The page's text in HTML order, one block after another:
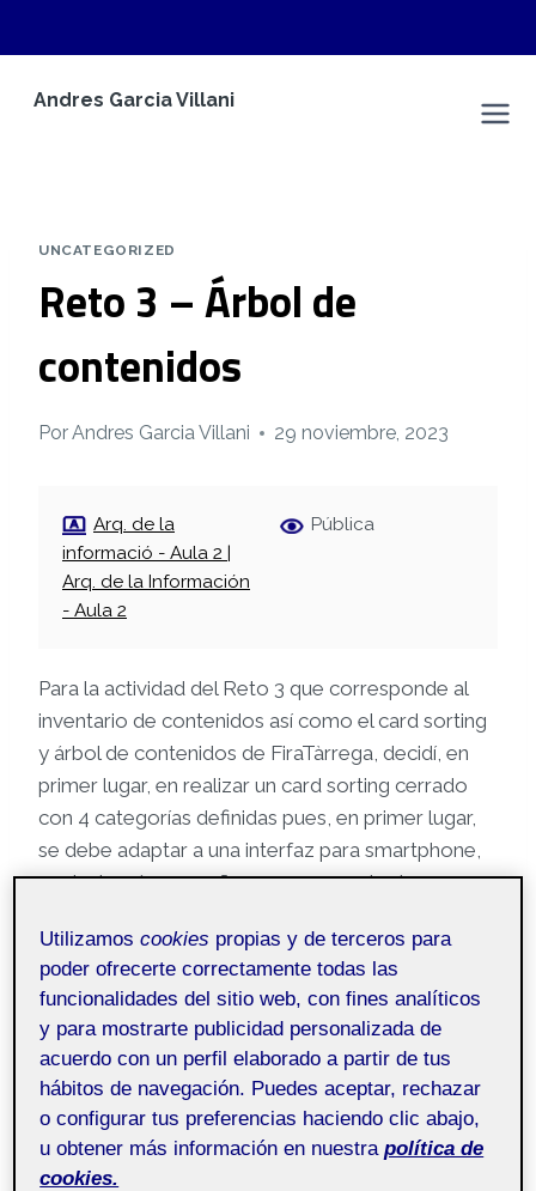
Andres Garcia Villani
UNCATEGORIZED
Reto 3 – Árbol de
contenidos
PorAndres Garcia Villani 29 noviembre, 2023
Arq. de la
informació - Aula 2 |
Arq. de la Información
- Aula 2
Pública
Para la actividad del Reto 3 que corresponde al
inventario de contenidos así como el card sorting
y árbol de contenidos de FiraTàrrega, decidí, en
primer lugar, en realizar un card sorting cerrado
con 4 categorías definidas pues, en primer lugar,
se debe adaptar a una interfaz para smartphone,
es decir, más pequeña y con menos texto, con
interfaces si las comparamos con las webs. Por
otra parte, la se trata de un producto aunque
novedoso, con una serie de etiquetas definidas en
el briefing por lo que, teniendo en cuenta estas
dos consideraciones, la apuesta por el card
sorting cerrado y abierto a feedback por parte de
los participantes, depararía el árbol de contenidos
que veremos a continuación.
Utilizamoscookies propias y de terceros para
poder ofrecerte correctamente todas las
funcionalidades del sitio web, con fines analíticos
y para mostrarte publicidad personalizada de
acuerdo con un perfil elaborado a partir de tus
hábitos de navegación. Puedes aceptar, rechazar
o configurar tus preferencias haciendo clic abajo,
u obtener más información en nuestra política de
cookies.